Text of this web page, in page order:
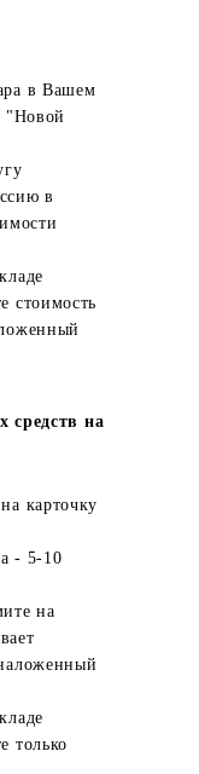
в Вашем
"Новой
в
стоимость
средств на
карточку
- 5-10
на
только